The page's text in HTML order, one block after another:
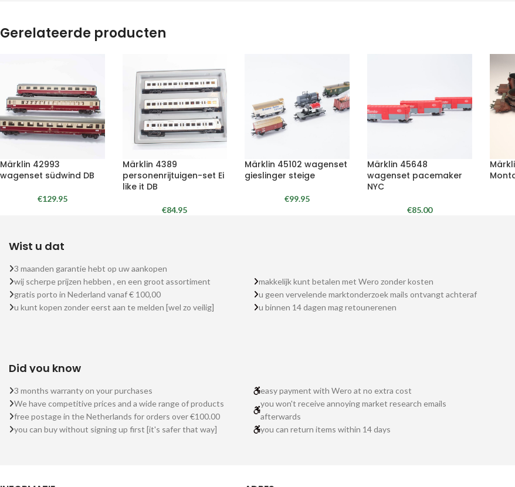
Gerelateerde producten
Märklin 42993
wagenset südwind DB
€129.95
Märklin 4389
personenrijtuigen-set Ei
like it DB
€84.95
Märklin 45102 wagenset
gieslinger steige
€99.95
Märklin 45648
wagenset pacemaker
NYC
€85.00
Wist u dat
3 maanden garantie hebt op uw aankopen
wij scherpe prijzen hebben , en een groot assortiment
gratis porto in Nederland vanaf € 100,00
u kunt kopen zonder eerst aan te melden [wel zo veilig]
makkelijk kunt betalen met Wero zonder kosten
u geen vervelende marktonderzoek mails ontvangt achteraf
u binnen 14 dagen mag retounerenen
Did you know
3 months warranty on your purchases
We have competitive prices and a wide range of products
free postage in the Netherlands for orders over €100.00
you can buy without signing up first [it's safer that way]
easy payment with Wero at no extra cost
you won't receive annoying market research emails
afterwards
you can return items within 14 days